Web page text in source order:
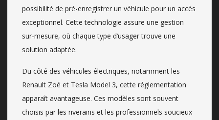
possibilité de pré-enregistrer un véhicule pour un accès
exceptionnel. Cette technologie assure une gestion
sur-mesure, où chaque type d’usager trouve une
solution adaptée.
Du côté des véhicules électriques, notamment les
Renault Zoé et Tesla Model 3, cette réglementation
apparaît avantageuse. Ces modèles sont souvent
choisis par les riverains et les professionnels soucieux